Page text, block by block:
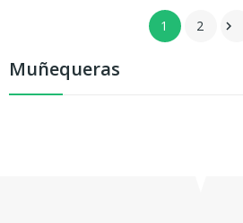
Muñequeras
1 2 